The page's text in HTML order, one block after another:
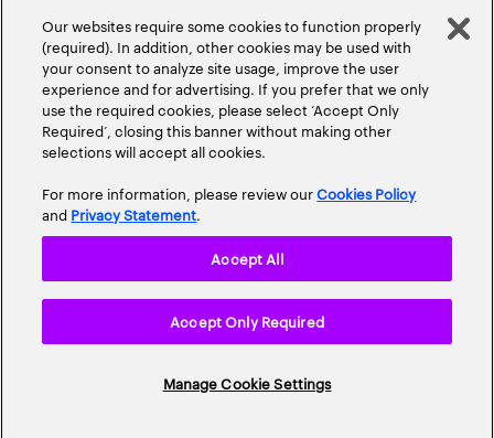
SOBRE NÓSCONTACTOCARREIRAS
Termos de UtilizaçãoCookie Policy
Our websites require some cookies to function properly
(required). In addition, other cookies may be used with
your consent to analyze site usage, improve the user
experience and for advertising. If you prefer that we only
use the required cookies, please select ‘Accept Only
Required’, closing this banner without making other
selections will accept all cookies.
For more information, please review ourCookies Policy
and Privacy Statement.
Manage Cookie Settings
Accept Only Required
Accept All